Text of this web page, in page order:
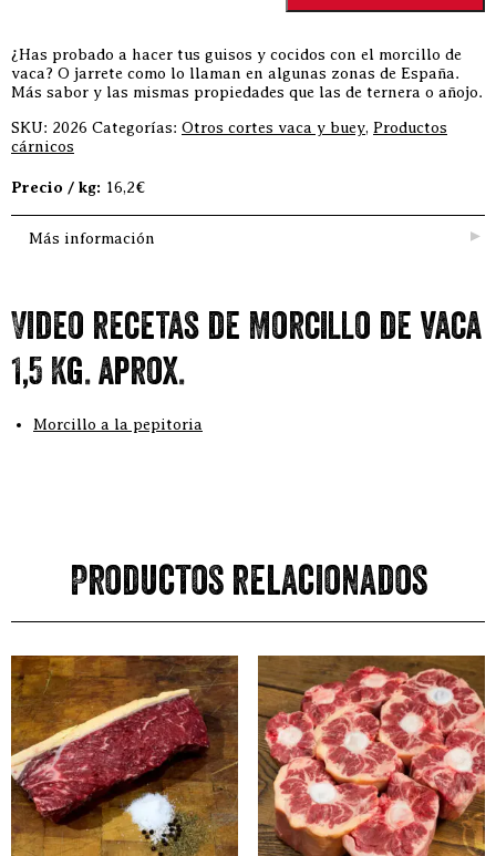
¿Has probado a hacer tus guisos y cocidos con el morcillo de
vaca? O jarrete como lo llaman en algunas zonas de España.
Más sabor y las mismas propiedades que las de ternera o añojo.
SKU: 2026 Categorías: Otros cortes vaca y buey, Productos
cárnicos
Precio / kg: 16,2€
Más información
Video recetas de Morcillo de vaca
1,5 Kg. aprox.
Morcillo a la pepitoria
Productos relacionados